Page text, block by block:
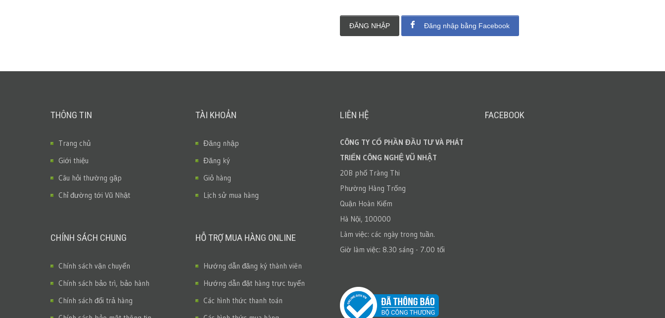
ĐĂNG NHẬP Đăng nhập bằng Facebook
THÔNG TIN
Trang chủ
Giới thiệu
Câu hỏi thường gặp
Chỉ đường tới Vũ Nhật
CHÍNH SÁCH CHUNG
Chính sách vận chuyển
Chính sách bảo trì, bảo hành
Chính sách đổi trả hàng
TÀI KHOẢN
Đăng nhập
Đăng ký
Giỏ hàng
Lịch sử mua hàng
HỖ TRỢ MUA HÀNG ONLINE
Hướng dẫn đăng ký thành viên
Hướng dẫn đặt hàng trực tuyến
Các hình thức thanh toán
LIÊN HỆ
CÔNG TY CỔ PHẦN ĐẦU TƯ VÀ PHÁT
TRIỂN CÔNG NGHỆ VŨ NHẬT
20B phố Tràng Thi
Phường Hàng Trống
Quận Hoàn Kiếm
Hà Nội, 100000
Làm việc: các ngày trong tuần.
Giờ làm việc: 8.30 sáng - 7.00 tối
FACEBOOK